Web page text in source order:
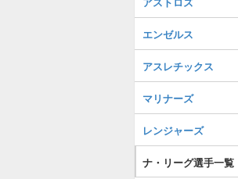
エンゼルス
アスレチックス
マリナーズ
レンジャーズ
ナ・リーグ選手一覧